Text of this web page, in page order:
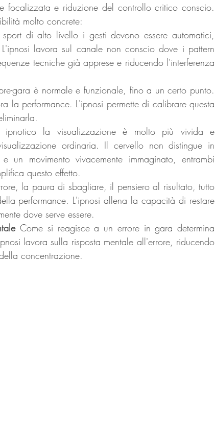
focalizzata e riduzione del controllo critico conscio.
molto concrete:
di alto livello i gesti devono essere automatici,
lavora sul canale non conscio dove i pattern
tecniche già apprese e riducendo l'interferenza
gara è normale e funzionale, fino a un certo punto.
la performance. L'ipnosi permette di calibrare questa
la visualizzazione è molto più vivida e
ordinaria. Il cervello non distingue in
un movimento vivacemente immaginato, entrambi
questo effetto.
la paura di sbagliare, il pensiero al risultato, tutto
performance. L'ipnosi allena la capacità di restare
dove serve essere.
Come si reagisce a un errore in gara determina
lavora sulla risposta mentale all'errore, riducendo
concentrazione.